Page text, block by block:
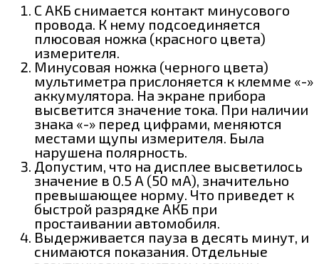
С АКБ снимается контакт минусового
провода. К нему подсоединяется
плюсовая ножка (красного цвета)
измерителя.
Минусовая ножка (черного цвета)
мультиметра прислоняется к клемме «-»
аккумулятора. На экране прибора
высветится значение тока. При наличии
знака «-» перед цифрами, меняются
местами щупы измерителя. Была
нарушена полярность.
Допустим, что на дисплее высветилось
значение в 0.5 А (50 мА), значительно
превышающее норму. Что приведет к
быстрой разрядке АКБ при
простаивании автомобиля.
Выдерживается пауза в десять минут, и
снимаются показания. Отдельные